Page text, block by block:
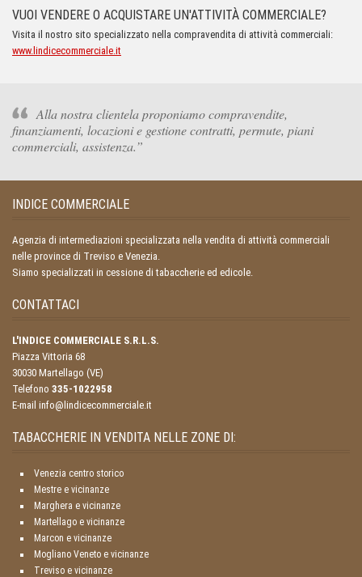
VUOI VENDERE O ACQUISTARE UN'ATTIVITÀ COMMERCIALE?
Visita il nostro sito specializzato nella compravendita di attività commerciali:
www.lindicecommerciale.it
Alla nostra clientela proponiamo compravendite,
finanziamenti, locazioni e gestione contratti, permute, piani
commerciali, assistenza.
INDICE COMMERCIALE
Agenzia di intermediazioni specializzata nella vendita di attività commerciali
nelle province di Treviso e Venezia.
Siamo specializzati in cessione di tabaccherie ed edicole.
CONTATTACI
L'INDICE COMMERCIALE S.R.L.S.
Piazza Vittoria 68
30030 Martellago (VE)
Telefono 335-1022958
E-mail info@lindicecommerciale.it
TABACCHERIE IN VENDITA NELLE ZONE DI:
Venezia centro storico
Mestre e vicinanze
Marghera e vicinanze
Martellago e vicinanze
Marcon e vicinanze
Mogliano Veneto e vicinanze
Treviso e vicinanze